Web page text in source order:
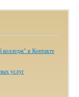
в Контакте
услуг